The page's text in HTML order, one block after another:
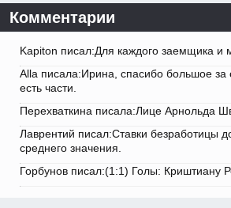
Комментарии
Kapiton писал:Для каждого заемщика и
Alla писала:Ирина, спасибо большое за
есть части.
Перехваткина писала:Лице Арнольда
Лаврентий писал:Ставки безработицы
среднего значения.
Горбунов писал:(1:1) Голы: Криштиану